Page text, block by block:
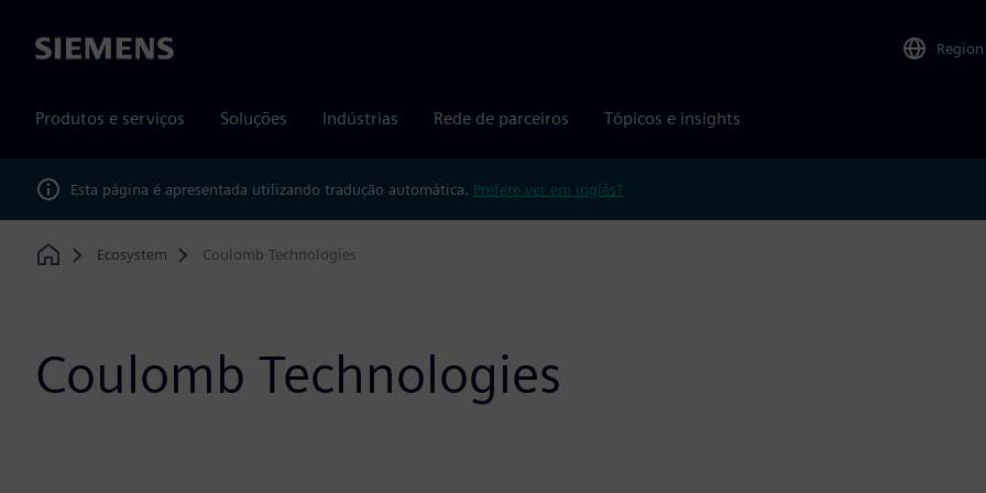
Siemens Region
Produtos e serviços Soluções Indústrias Rede de parceiros Tópicos e insights
Esta página é apresentada utilizando tradução automática. Prefere ver em inglês?
Home
Ecosystem Coulomb Technologies
Coulomb Technologies